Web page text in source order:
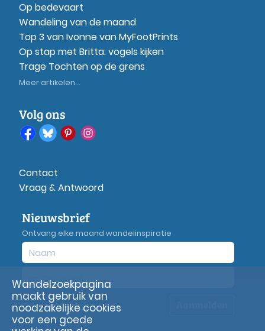
Op bedevaart
Wandeling van de maand
Top 3 van Ivonne van MyFootPrints
Op stap met Britta: vogels kijken
Trage Tochten op de grens
Meer artikelen...
Volg ons
Contact
Vraag & Antwoord
Nieuwsbrief
Ontvang elke maand wandelinspiratie
Privacyverklaring
Wandelzoekpagina
maakt gebruik van
noodzakelijke cookies
voor een goede